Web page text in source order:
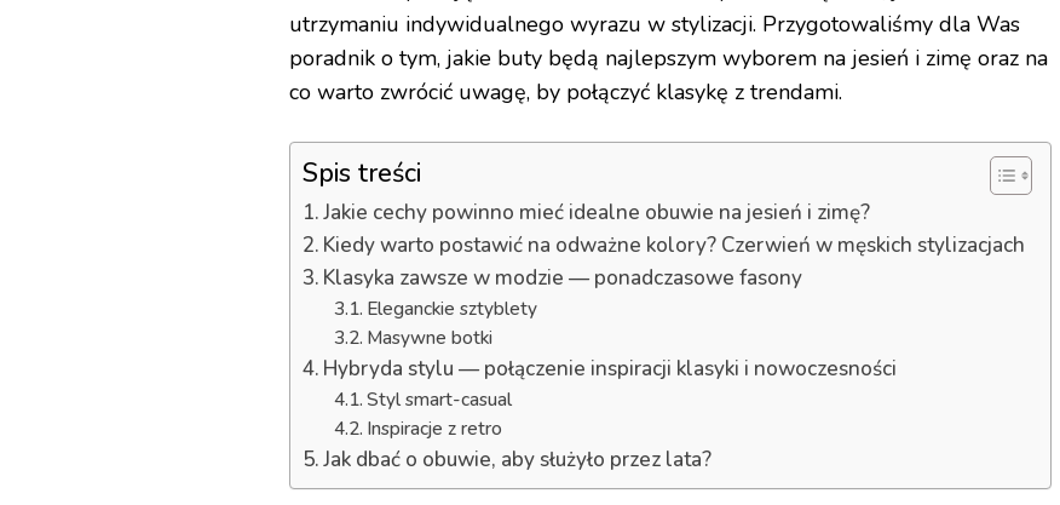
utrzymaniu indywidualnego wyrazu w stylizacji. Przygotowaliśmy dla Was
poradnik o tym, jakie buty będą najlepszym wyborem na jesień i zimę oraz na
co warto zwrócić uwagę, by połączyć klasykę z trendami.
Spis treści
Jakie cechy powinno mieć idealne obuwie na jesień i zimę?
Kiedy warto postawić na odważne kolory? Czerwień w męskich stylizacjach
Klasyka zawsze w modzie — ponadczasowe fasony
Eleganckie sztyblety
Masywne botki
Hybryda stylu — połączenie inspiracji klasyki i nowoczesności
Styl smart-casual
Inspiracje z retro
Jak dbać o obuwie, aby służyło przez lata?